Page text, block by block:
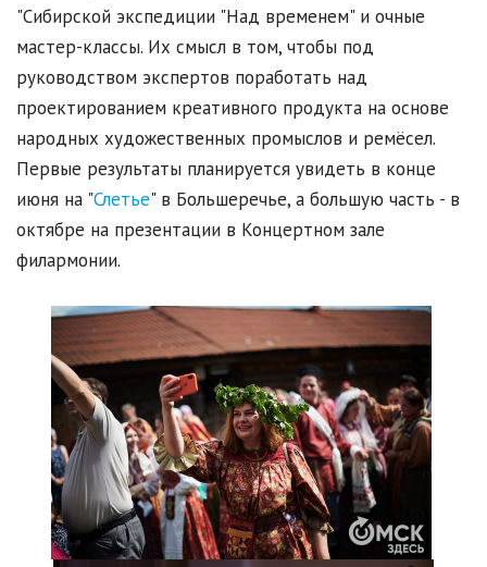
"Сибирской экспедиции "Над временем" и очные
мастер-классы. Их смысл в том, чтобы под
руководством экспертов поработать над
проектированием креативного продукта на основе
народных художественных промыслов и ремёсел.
Первые результаты планируется увидеть в конце
июня на "Слетье" в Большеречье, а большую часть - в
октябре на презентации в Концертном зале
филармонии.